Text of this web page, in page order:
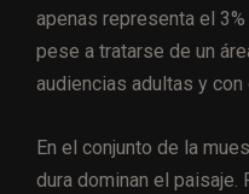
apenas representa el
pese a tratarse de un
audiencias adultas y con
En el conjunto de la
dura dominan el